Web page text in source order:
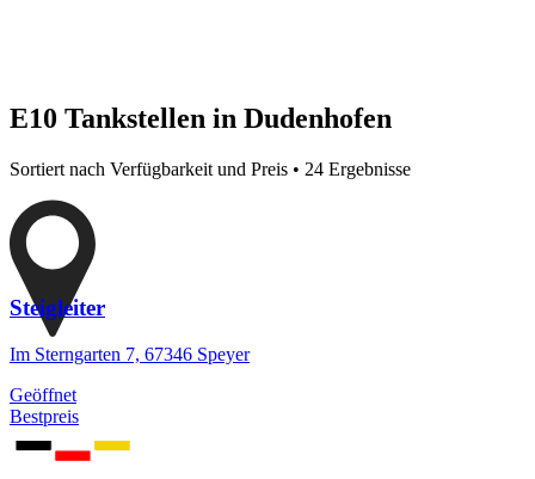
E10 Tankstellen in Dudenhofen
Sortiert nach Verfügbarkeit und Preis • 24 Ergebnisse
Steigleiter
Im Sterngarten 7, 67346 Speyer
Geöffnet
Bestpreis